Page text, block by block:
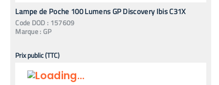
Lampe de Poche 100 Lumens GP Discovery Ibis C31X
Code DOD : 157609
Marque : GP
Prix public (TTC)